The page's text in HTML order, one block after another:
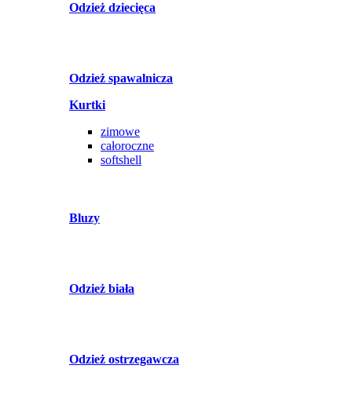
Odzież dziecięca
Odzież spawalnicza
Kurtki
zimowe
całoroczne
softshell
Bluzy
Odzież biała
Odzież ostrzegawcza